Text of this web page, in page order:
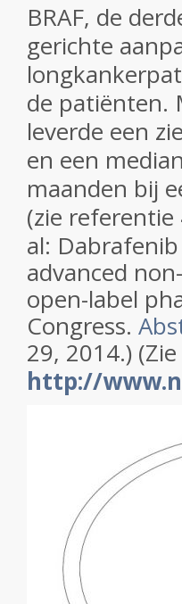
BRAF, de
gerichte
de patiënten.
leverde een
en een
maanden bij
(zie referentie
al:
advanced
open-label
Congress.
29, 2014.)
http://